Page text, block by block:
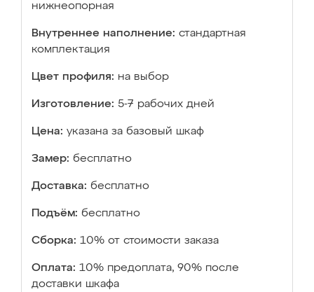
нижнеопорная
Внутреннее наполнение: стандартная
комплектация
Цвет профиля: на выбор
Изготовление: 5-7 рабочих дней
Цена: указана за базовый шкаф
Замер: бесплатно
Доставка: бесплатно
Подъём: бесплатно
Сборка: 10% от стоимости заказа
Оплата: 10% предоплата, 90% после
доставки шкафа